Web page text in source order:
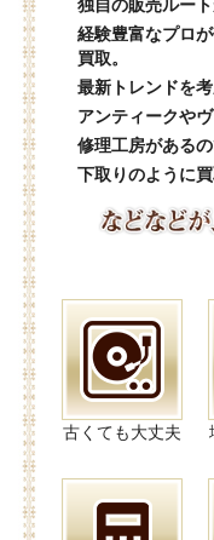
独自の販売ルー
経験豊富なプロ
買取。
最新トレンドを
アンティークや
修理工房がある
下取りのように
古くても大丈夫